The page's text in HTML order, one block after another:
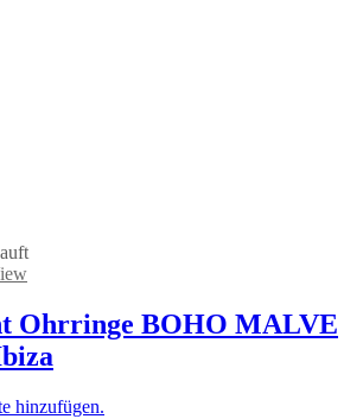
Ohrringe BOHO MALVE
hinzufügen.